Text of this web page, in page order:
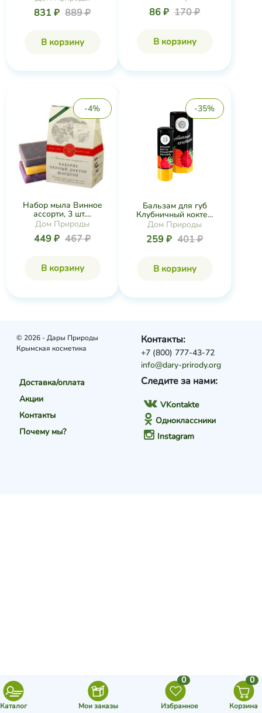
831 ₽ 889 ₽
В корзину
86 ₽ 170 ₽
В корзину
-4%
Набор мыла Винное
ассорти, 3 шт....
Дом Природы
449 ₽ 467 ₽
В корзину
-35%
Бальзам для губ
Клубничный кокте...
Дом Природы
259 ₽ 401 ₽
В корзину
© 2026 - Дары Природы
Крымская косметика
Доставка/оплата
Акции
Контакты
Почему мы?
Следите за нами:
VKontakte
Одноклассники
Instagram
Контакты:
+7 (800) 777-43-72
info@dary-prirody.org
Каталог Мои заказы
0
Избранное
0
Корзина